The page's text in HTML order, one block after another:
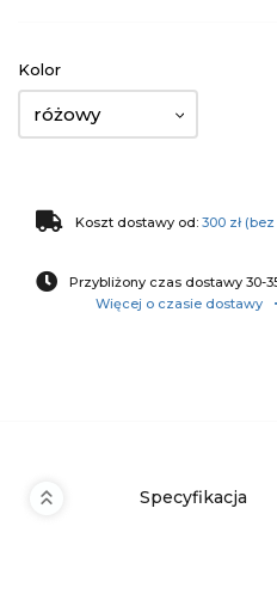
Kolor
różowy
Koszt dostawy od: 300 zł
Przybliżony czas dostawy 30-
Więcej o czasie dostawy
Specyfikacja